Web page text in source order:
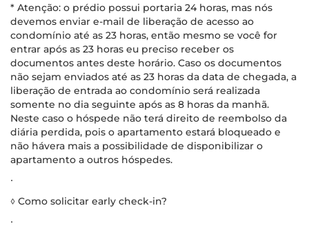
* Atenção: o prédio possui portaria 24 horas, mas nós
devemos enviar e-mail de liberação de acesso ao
condomínio até as 23 horas, então mesmo se você for
entrar após as 23 horas eu preciso receber os
documentos antes deste horário. Caso os documentos
não sejam enviados até as 23 horas da data de chegada, a
liberação de entrada ao condomínio será realizada
somente no dia seguinte após as 8 horas da manhã.
Neste caso o hóspede não terá direito de reembolso da
diária perdida, pois o apartamento estará bloqueado e
não hávera mais a possibilidade de disponibilizar o
apartamento a outros hóspedes.
∙
◊ Como solicitar early check-in?
∙